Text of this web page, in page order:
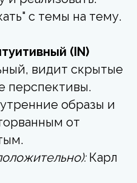
с темы на тему.
(IN)
видит скрытые
перспективы.
образы и
от
Карл